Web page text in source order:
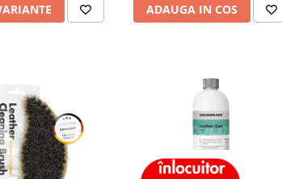
ADAUGA IN COS